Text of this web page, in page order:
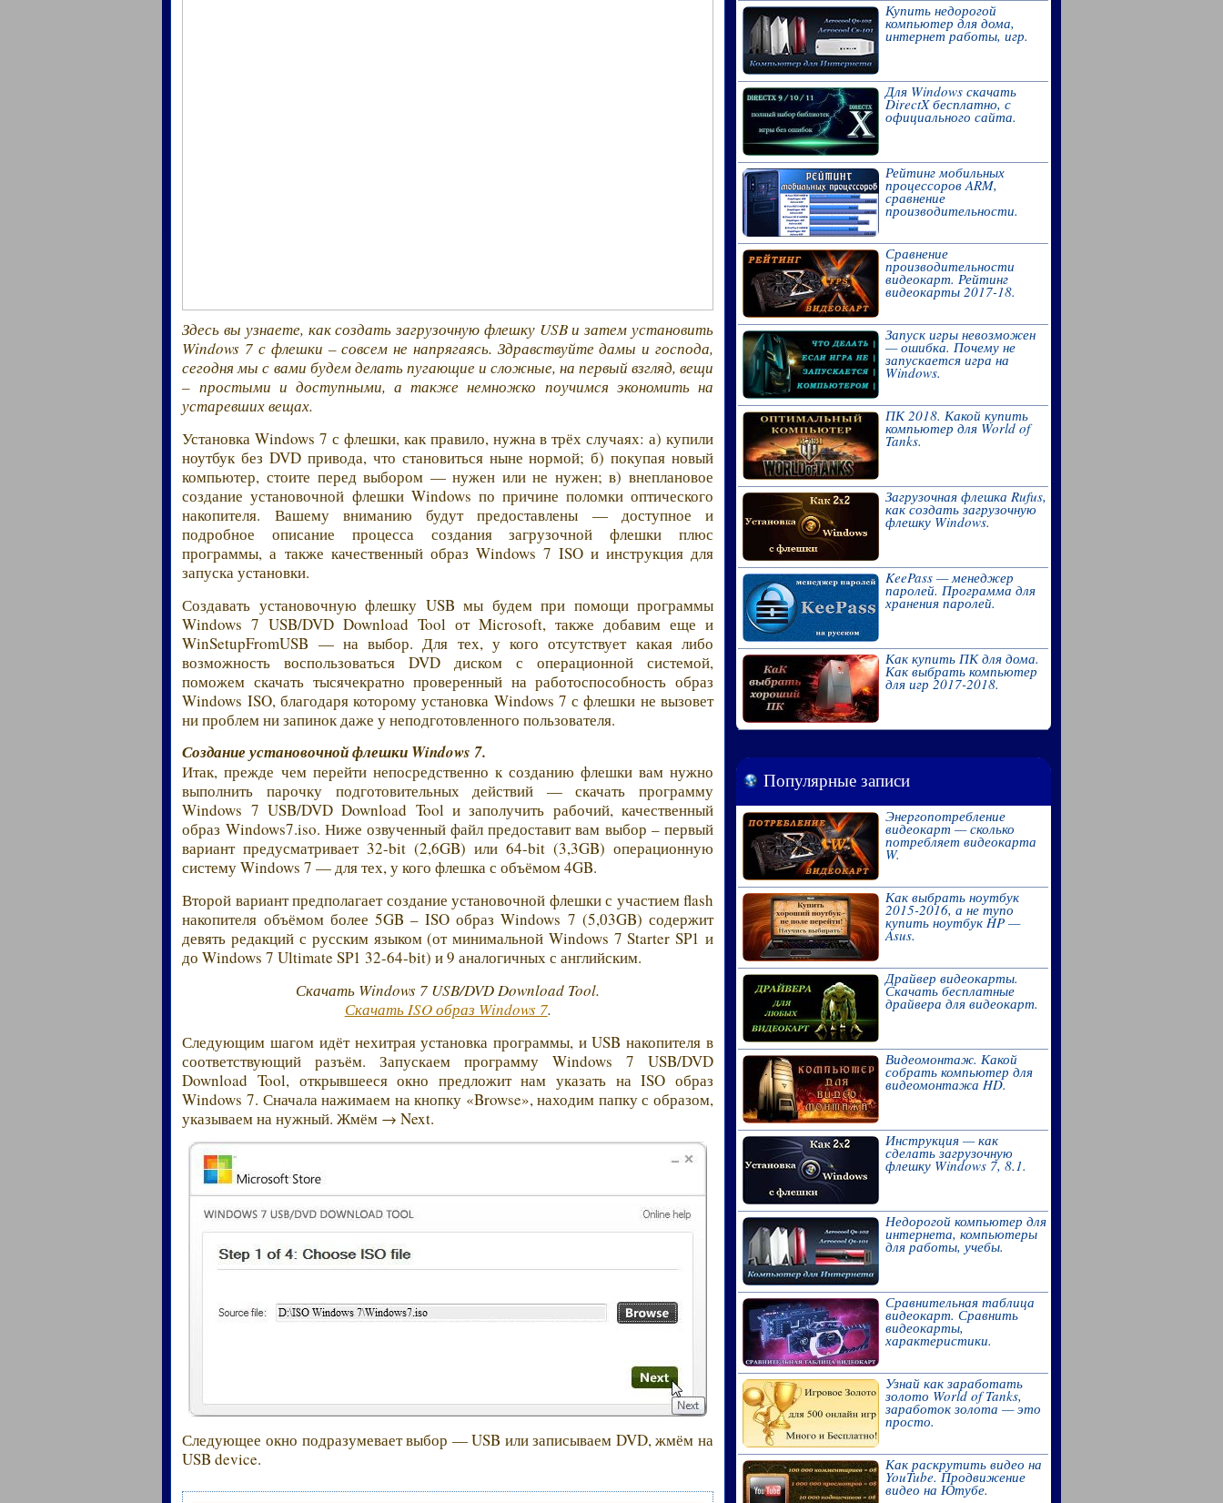
Здесь вы узнаете, как создать загрузочную флешку USB и затем установить
Windows 7 с флешки – совсем не напрягаясь. Здравствуйте дамы и господа,
сегодня мы с вами будем делать пугающие и сложные, на первый взгляд, вещи
– простыми и доступными, а также немножко поучимся экономить на
устаревших вещах.
Установка Windows 7 с флешки, как правило, нужна в трёх случаях: а) купили
ноутбук без DVD привода, что становиться ныне нормой; б) покупая новый
компьютер, стоите перед выбором — нужен или не нужен; в) внеплановое
создание установочной флешки Windows по причине поломки оптического
накопителя. Вашему вниманию будут предоставлены — доступное и
подробное описание процесса создания загрузочной флешки плюс
программы, а также качественный образ Windows 7 ISO и инструкция для
запуска установки.
Создавать установочную флешку USB мы будем при помощи программы
Windows 7 USB/DVD Download Tool от Microsoft, также добавим еще и
WinSetupFromUSB — на выбор. Для тех, у кого отсутствует какая либо
возможность воспользоваться DVD диском с операционной системой,
поможем скачать тысячекратно проверенный на работоспособность образ
Windows ISO, благодаря которому установка Windows 7 с флешки не вызовет
ни проблем ни запинок даже у неподготовленного пользователя.
Создание установочной флешки Windows 7.
Итак, прежде чем перейти непосредственно к созданию флешки вам нужно
выполнить парочку подготовительных действий — скачать программу
Windows 7 USB/DVD Download Tool и заполучить рабочий, качественный
образ Windows7.iso. Ниже озвученный файл предоставит вам выбор – первый
вариант предусматривает 32-bit (2,6GB) или 64-bit (3,3GB) операционную
систему Windows 7 — для тех, у кого флешка с объёмом 4GB.
Второй вариант предполагает создание установочной флешки с участием flash
накопителя объёмом более 5GB – ISO образ Windows 7 (5,03GB) содержит
девять редакций с русским языком (от минимальной Windows 7 Starter SP1 и
до Windows 7 Ultimate SP1 32-64-bit) и 9 аналогичных с английским.
Скачать Windows 7 USB/DVD Download Tool.
Скачать ISO образ Windows 7.
Следующим шагом идёт нехитрая установка программы, и USB накопителя в
соответствующий разъём. Запускаем программу Windows 7 USB/DVD
Download Tool, открывшееся окно предложит нам указать на ISO образ
Windows 7. Сначала нажимаем на кнопку «Browse», находим папку с образом,
указываем на нужный. Жмём → Next.
Следующее окно подразумевает выбор — USB или записываем DVD, жмём на
USB device.
Купить недорогой
компьютер для дома,
интернет работы, игр.
Для Windows скачать
DirectX бесплатно, с
официального сайта.
Рейтинг мобильных
процессоров ARM,
сравнение
производительности.
Сравнение
производительности
видеокарт. Рейтинг
видеокарты 2017-18.
Запуск игры невозможен
— ошибка. Почему не
запускается игра на
Windows.
ПК 2018. Какой купить
компьютер для World of
Tanks.
Загрузочная флешка Rufus,
как создать загрузочную
флешку Windows.
KeePass — менеджер
паролей. Программа для
хранения паролей.
Как купить ПК для дома.
Как выбрать компьютер
для игр 2017-2018.
Популярные записи
Энергопотребление
видеокарт — сколько
потребляет видеокарта
W.
Как выбрать ноутбук
2015-2016, а не тупо
купить ноутбук HP —
Asus.
Драйвер видеокарты.
Скачать бесплатные
драйвера для видеокарт.
Видеомонтаж. Какой
собрать компьютер для
видеомонтажа HD.
Инструкция — как
сделать загрузочную
флешку Windows 7, 8.1.
Недорогой компьютер для
интернета, компьютеры
для работы, учебы.
Сравнительная таблица
видеокарт. Сравнить
видеокарты,
характеристики.
Узнай как заработать
золото World of Tanks,
заработок золота — это
просто.
Как раскрутить видео на
YouTube. Продвижение
видео на Ютубе.